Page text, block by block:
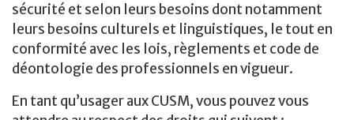
sécurité et selon leurs besoins dont notamment
leurs besoins culturels et linguistiques, le tout en
conformité avec les lois, règlements et code de
déontologie des professionnels en vigueur.
En tant qu’usager aux CUSM, vous pouvez vous